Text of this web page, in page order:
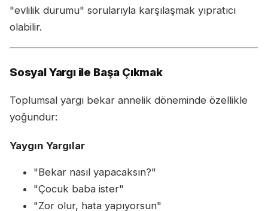
"evlilik durumu" sorularıyla karşılaşmak yıpratıcı
olabilir.
Sosyal Yargı ile Başa Çıkmak
Toplumsal yargı bekar annelik döneminde özellikle
yoğundur:
Yaygın Yargılar
"Bekar nasıl yapacaksın?"
"Çocuk baba ister"
"Zor olur, hata yapıyorsun"